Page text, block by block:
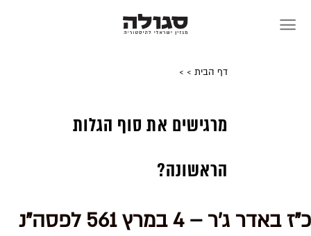
דף הבית >
>
מרגישים את סוף הגלות
הראשונה?
כ"ז באדר ג'ר – 4 במרץ 561 לפסה"נ